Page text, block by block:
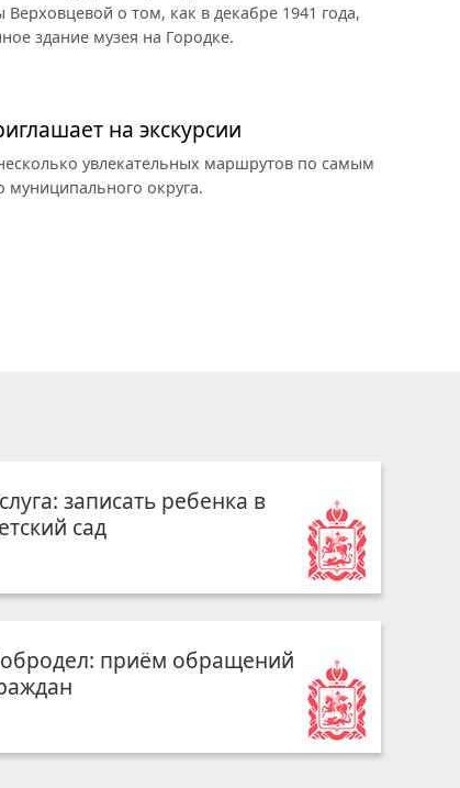
о том, как в декабре 1941 года,
здание музея на Городке.
на экскурсии
увлекательных маршрутов по самым
муниципального округа.
записать ребенка в
сад
приём обращений